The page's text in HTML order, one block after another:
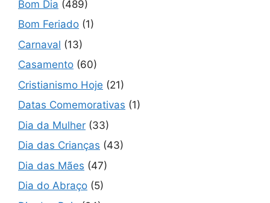
Bom Dia (489)
Bom Feriado (1)
Carnaval (13)
Casamento (60)
Cristianismo Hoje (21)
Datas Comemorativas (1)
Dia da Mulher (33)
Dia das Crianças (43)
Dia das Mães (47)
Dia do Abraço (5)